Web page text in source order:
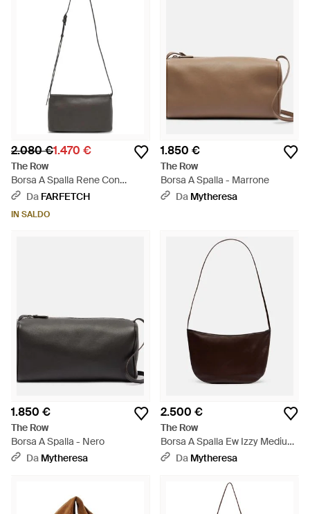
2.080 €1.470 €
The Row
Borsa A Spalla Rene Con
Tracolla Regolabile - Bianco
Da FARFETCH
IN SALDO
1.850 €
The Row
Borsa A Spalla - Marrone
Da Mytheresa
1.850 €
The Row
Borsa A Spalla - Nero
Da Mytheresa
2.500 €
The Row
Borsa A Spalla Ew Izzy Medium
- Marrone
Da Mytheresa